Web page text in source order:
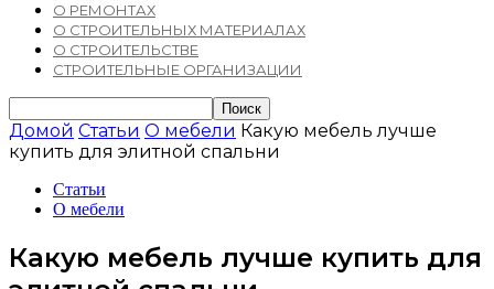
О РЕМОНТАХ
О СТРОИТЕЛЬНЫХ МАТЕРИАЛАХ
О СТРОИТЕЛЬСТВЕ
СТРОИТЕЛЬНЫЕ ОРГАНИЗАЦИИ
Домой Статьи О мебели Какую мебель лучше
купить для элитной спальни
Статьи
О мебели
Какую мебель лучше купить для